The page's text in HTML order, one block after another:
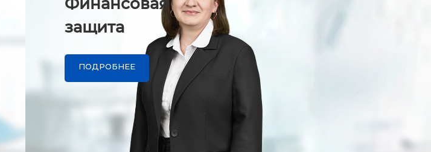
защита
ПОДРОБНЕЕ